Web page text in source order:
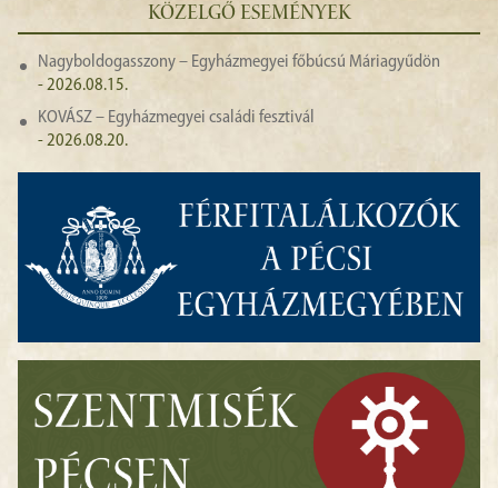
KÖZELGŐ ESEMÉNYEK
Nagyboldogasszony – Egyházmegyei főbúcsú Máriagyűdön
- 2026.08.15.
KOVÁSZ – Egyházmegyei családi fesztivál
- 2026.08.20.